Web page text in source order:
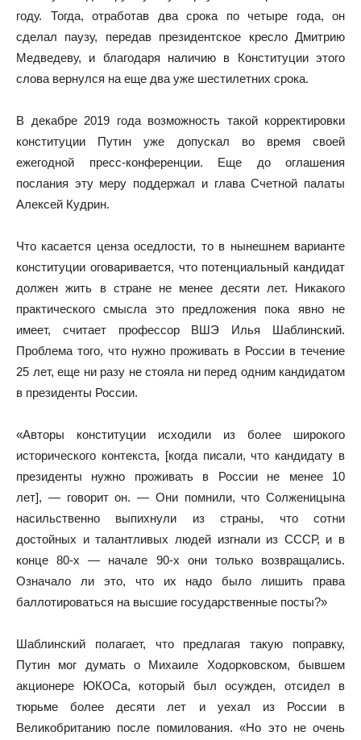
году. Тогда, отработав два срока по четыре года, он
сделал паузу, передав президентское кресло Дмитрию
Медведеву, и благодаря наличию в Конституции этого
слова вернулся на еще два уже шестилетних срока.
В декабре 2019 года возможность такой корректировки
конституции Путин уже допускал во время своей
ежегодной пресс-конференции. Еще до оглашения
послания эту меру поддержал и глава Счетной палаты
Алексей Кудрин.
Что касается ценза оседлости, то в нынешнем варианте
конституции оговаривается, что потенциальный кандидат
должен жить в стране не менее десяти лет. Никакого
практического смысла это предложения пока явно не
имеет, считает профессор ВШЭ Илья Шаблинский.
Проблема того, что нужно проживать в России в течение
25 лет, еще ни разу не стояла ни перед одним кандидатом
в президенты России.
«Авторы конституции исходили из более широкого
исторического контекста, [когда писали, что кандидату в
президенты нужно проживать в России не менее 10
лет], — говорит он. — Они помнили, что Солженицына
насильственно выпихнули из страны, что сотни
достойных и талантливых людей изгнали из СССР, и в
конце 80-х — начале 90-х они только возвращались.
Означало ли это, что их надо было лишить права
баллотироваться на высшие государственные посты?»
Шаблинский полагает, что предлагая такую поправку,
Путин мог думать о Михаиле Ходорковском, бывшем
акционере ЮКОСа, который был осужден, отсидел в
тюрьме более десяти лет и уехал из России в
Великобританию после помилования. «Но это не очень